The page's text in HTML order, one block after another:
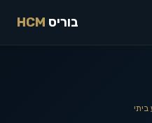
בוריס HCM
ביתי